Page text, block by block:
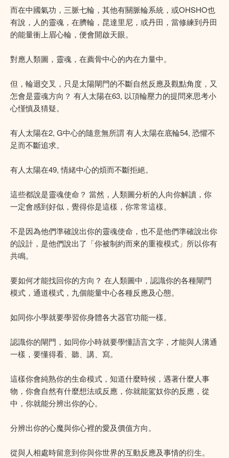
而在中國氣功，三脈七輪，其他有關脈輪系統，或OHSHO也
有說，人的靈魂，在臍輪，昆達里尼，或丹田，當修練到丹田
的能量衝上眉心輪，便會開啟天眼。
對應人類圖，靈魂，在薦骨中心的內在力量中。
但，輪迴交叉，只是太陽閘門的不斷自然反應及觀點角度，又
怎會是靈魂方向？ 有人太陽在63, 以頂輪壓力的提問來思考小
心慬慎及猜疑。
有人太陽在2, G中心的隨意無所謂 有人太陽在底輪54, 恐懼不
足而不斷追求。
有人太陽在49, 情緒中心的煩而不斷拒絕。
這些都說是靈魂使命？ 當然，人類圖分析的人向你解讀，你
一定會感到好似，覺得你是這樣，你常常這樣。
不是因為他們準確說出你的靈魂使命，也不是他們準確說出你
的設計，是他們說出了「你被制約而來的重複模式」所以你有
共鳴。
要如何才能找回你的方向？ 在人類圖中，認識你的各種閘門
模式，通道模式，九個能量中心各種反應及心態。
如同你小學就要學習你身體各大器官功能一樣。
認識你的閘門，如同你小時就要學懂語言文字，才能與人溝通
一樣，要懂得看、聽、講、寫。
這樣你會純熟你的生命模式，知道什麼時候，遇著什麼人事
物，你會自然有什麼想法或反應，你就能駕奴你的反應，從
中，你就能分辨出你的心。
分辨出你的心魔與你心裡的愛及價值方向。
從與人相處時留意到你與你世界的互動反應及事情的衍生。